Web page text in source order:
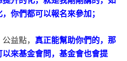
你們都可以報名來參加；
益點， 真正能幫助你們的，那
來基金會問，基金會也會提